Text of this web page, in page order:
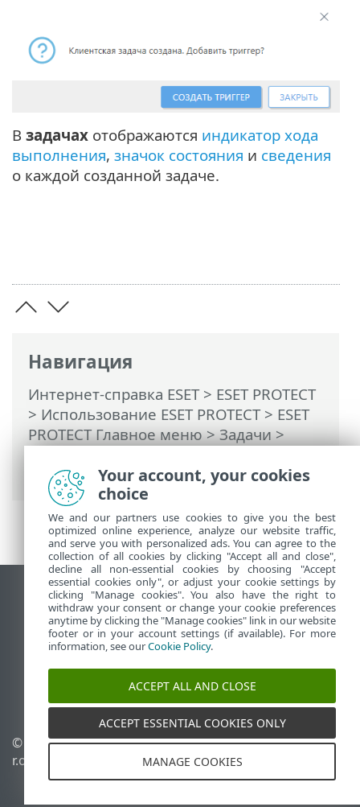
Навигация
Интернет-справка ESET> ESET PROTECT
> Использование ESET PROTECT> ESET
PROTECT Главное меню>Задачи>
компьютер от сети
В задачах отображаются индикатор хода
выполнения, значок состояния и сведения
о каждой созданной задаче.
Использовать сайт для ПК
End of Life
База знаний ESET
ESET Status Portal
Региональная поддержка
© 1992 - 2026 ESET, spol. s
r.o. - Все права защищены.
Управлять файлами
Политика в отношении
Your account, your cookies
choice
We and our partners use cookies to give you the best
optimized online experience, analyze our website traffic,
and serve you with personalized ads. You can agree to the
collection of all cookies by clicking "Accept all and close",
decline all non-essential cookies by choosing "Accept
essential cookies only", or adjust your cookie settings by
clicking "Manage cookies". You also have the right to
withdraw your consent or change your cookie preferences
anytime by clicking the "Manage cookies" link in our website
footer or in your account settings (if available). For more
information, see ourCookie Policy.
ACCEPT ALL AND CLOSE
ACCEPT ESSENTIAL COOKIES ONLY
MANAGE COOKIES